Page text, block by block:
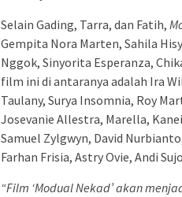
Selain Gading, Tarra, dan Fatih,
Gempita Nora Marten, Sahila
Nggok, Sinyorita Esperanza,
film ini di antaranya adalah Ira
Taulany, Surya Insomnia, Roy
Josevanie Allestra, Marella,
Samuel Zylgwyn, David
Farhan Frisia, Astry Ovie, Andi
“Film ‘Modual Nekad’ akan